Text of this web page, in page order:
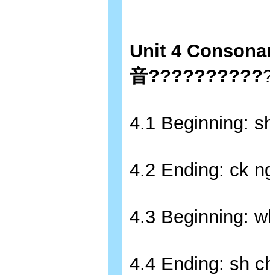
Unit 4
音??????????
4.1 Beginning:
4.2 Ending: ck
4.3 Beginning:
4.4 Ending: sh